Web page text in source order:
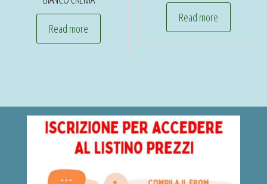
Read more
Read more